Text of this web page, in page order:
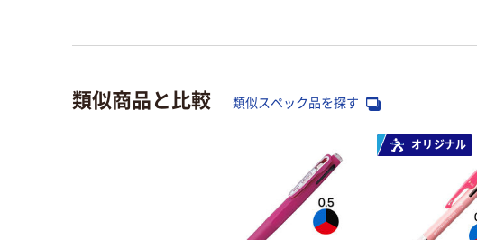
類似商品と比較 類似スペック品を探す
オリジナル